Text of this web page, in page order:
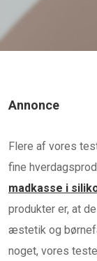
Annonce
Flere af vores
fine
madkasse i
produkter er, at
æstetik og
noget, vores